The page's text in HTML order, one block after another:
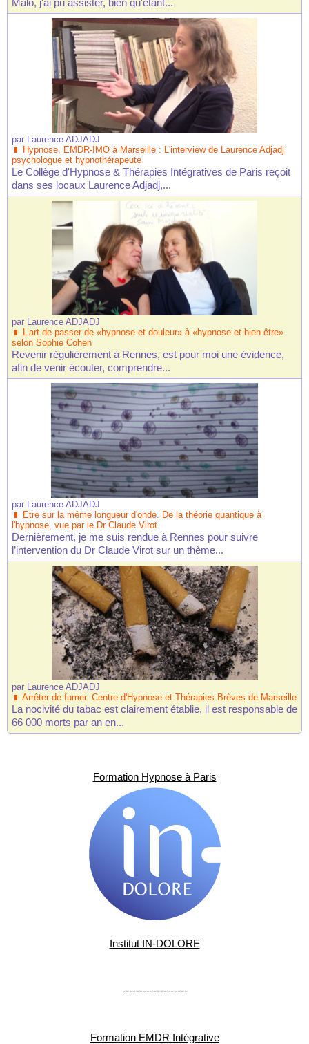
Malo, j'ai pu assister, bien qu'étant...
par Laurence ADJADJ
Hypnose, EMDR-IMO à Marseille : L'interview de Laurence Adjadj
psychologue et hypnothérapeute
Le Collège d'Hypnose & Thérapies Intégratives de Paris reçoit
dans ses locaux Laurence Adjadj,...
par Laurence ADJADJ
L’art de passer de «hypnose et douleur» à «hypnose et bien être»
selon Sophie Cohen
Revenir régulièrement à Rennes, est pour moi une évidence,
afin de venir écouter, comprendre...
par Laurence ADJADJ
Etre sur la même longueur d'onde. De la théorie quantique à
l'hypnose, vue par le Dr Claude Virot
Dernièrement, je me suis rendue à Rennes pour suivre
l’intervention du Dr Claude Virot sur un thème...
par Laurence ADJADJ
Arrêter de fumer. Centre d'Hypnose et Thérapies Brèves de Marseille
La nocivité du tabac est clairement établie, il est responsable de
66 000 morts par an en...
Formation Hypnose à Paris
Institut IN-DOLORE
-------------------
Formation EMDR Intégrative